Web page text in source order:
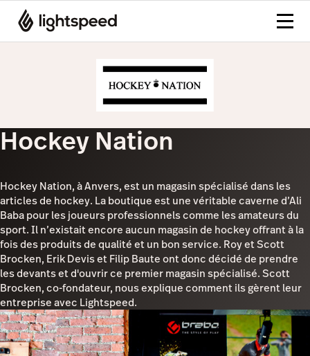
Hockey Nation
Hockey Nation, à Anvers, est un magasin spécialisé dans les
articles de hockey. La boutique est une véritable caverne d’Ali
Baba pour les joueurs professionnels comme les amateurs du
sport. Il n’existait encore aucun magasin de hockey offrant à la
fois des produits de qualité et un bon service. Roy et Scott
Brocken, Erik Devis et Filip Baute ont donc décidé de prendre
les devants et d'ouvrir ce premier magasin spécialisé. Scott
Brocken, co-fondateur, nous explique comment ils gèrent leur
entreprise avec Lightspeed.